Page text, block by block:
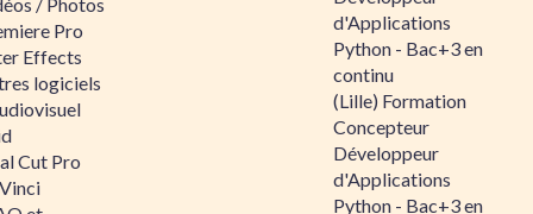
Pro
Effects
logiciels
Cut Pro
d'Applications
Python - Bac+3 en
continu
(Lille) Formation
Concepteur
Développeur
d'Applications
Python - Bac+3 en